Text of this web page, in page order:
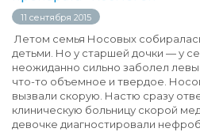
11 сентября 2015
Летом семья Носовых
детьми. Но у старшей дочки — у
неожиданно сильно заболел
что-то объемное и твердое.
вызвали скорую. Настю сразу
клиническую больницу скорой
девочке диагностировали